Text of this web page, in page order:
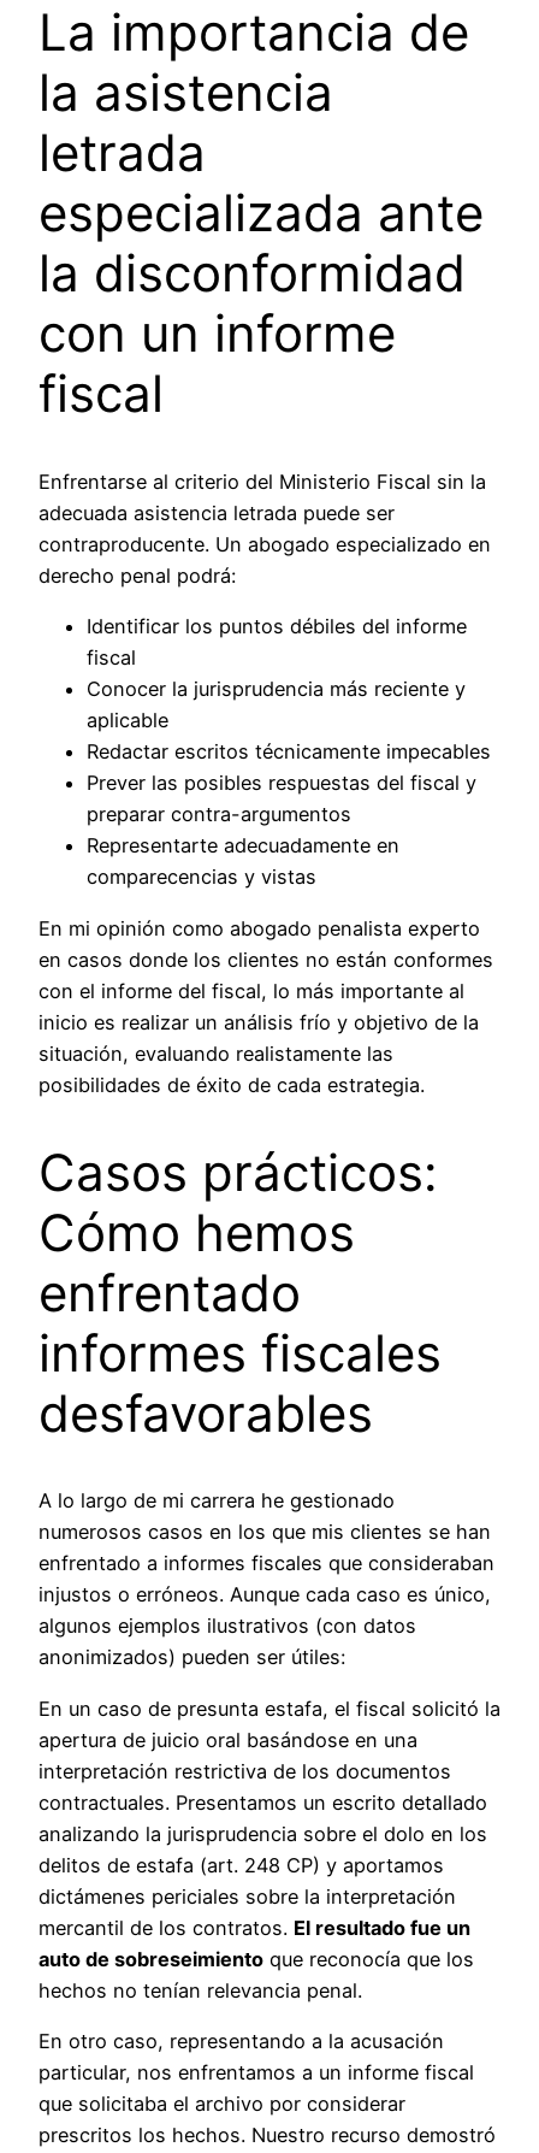
La importancia de
la asistencia
letrada
especializada ante
la disconformidad
con un informe
fiscal
Enfrentarse al criterio del Ministerio Fiscal sin la
adecuada asistencia letrada puede ser
contraproducente. Un abogado especializado en
derecho penal podrá:
Identificar los puntos débiles del informe
fiscal
Conocer la jurisprudencia más reciente y
aplicable
Redactar escritos técnicamente impecables
Prever las posibles respuestas del fiscal y
preparar contra-argumentos
Representarte adecuadamente en
comparecencias y vistas
En mi opinión como abogado penalista experto
en casos donde los clientes no están conformes
con el informe del fiscal, lo más importante al
inicio es realizar un análisis frío y objetivo de la
situación, evaluando realistamente las
posibilidades de éxito de cada estrategia.
Casos prácticos:
Cómo hemos
enfrentado
informes fiscales
desfavorables
A lo largo de mi carrera he gestionado
numerosos casos en los que mis clientes se han
enfrentado a informes fiscales que consideraban
injustos o erróneos. Aunque cada caso es único,
algunos ejemplos ilustrativos (con datos
anonimizados) pueden ser útiles:
En un caso de presunta estafa, el fiscal solicitó la
apertura de juicio oral basándose en una
interpretación restrictiva de los documentos
contractuales. Presentamos un escrito detallado
analizando la jurisprudencia sobre el dolo en los
delitos de estafa (art. 248 CP) y aportamos
dictámenes periciales sobre la interpretación
mercantil de los contratos. El resultado fue un
auto de sobreseimiento que reconocía que los
hechos no tenían relevancia penal.
En otro caso, representando a la acusación
particular, nos enfrentamos a un informe fiscal
que solicitaba el archivo por considerar
prescritos los hechos. Nuestro recurso demostró